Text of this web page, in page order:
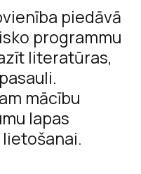
piedāvā
programmu
literatūras,
mācību
lapas